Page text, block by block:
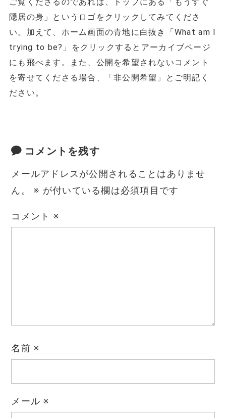
ご覧くださるのであれば、トップにある「もうすぐ
隠居の身」というロゴをクリックしてみてくださ
い。加えて、ホーム画面の青地に白抜き「What am I
trying to be?」をクリックするとアーカイブページ
にも飛べます。また、公開を希望されないコメント
を寄せてくださる場合、「非公開希望」とご明記く
ださい。
コメントを残す
メールアドレスが公開されることはありませ
ん。
※ が付いている欄は必須項目です
コメント ※
名前 ※
メール ※